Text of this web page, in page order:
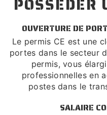
OUVERTURE DE
Le permis CE est une
portes dans le secteur
permis, vous
professionnelles en
postes dans le
SALAIRE